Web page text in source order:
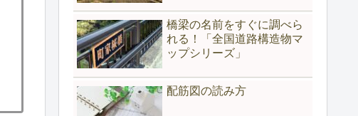
橋梁の名前をすぐに調べら
れる！「全国道路構造物マ
ップシリーズ」
配筋図の読み方